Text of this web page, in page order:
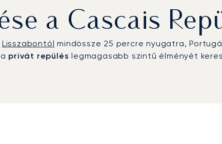
a Cascais
Lisszabontól mindössze 25 percre nyugatra,
privát repülés legmagasabb szintű élményét